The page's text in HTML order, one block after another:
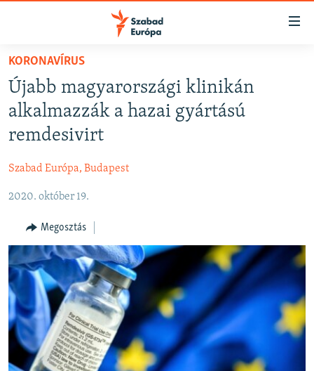
Akadálymentes
Ugrás
oldalra
tartalomjegyzékre
NAPIRENDEN
AKTUÁLIS
PODCASTOK
ELEMZŐ
NER15
SZABADON
TÁRSADALOM
DEMOKRÁCIA
A PÉNZ NYOMÁBAN
EURÓPAI UNIÓ
VILÁG
KORONAVÍRUS
Újabb magyarországi klinikán
alkalmazzák a hazai gyártású
remdesivirt
Szabad Európa, Budapest
2020. október 19.
Megosztás
FELIRATKOZÁS
Spotify